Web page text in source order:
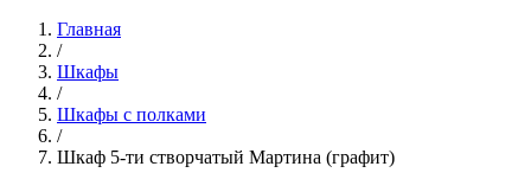
Главная
/
Шкафы
/
Шкафы с полками
/
Шкаф 5-ти створчатый Мартина (графит)